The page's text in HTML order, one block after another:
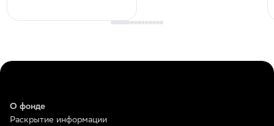
объявлены, мое имя
возможно, и вам
повезет!
О фонде
Раскрытие информации